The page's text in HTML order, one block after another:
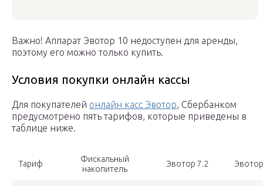
Важно! Аппарат Эвотор 10 недоступен для аренды,
поэтому его можно только купить.
Условия покупки онлайн кассы
Для покупателей онлайн касс Эвотор, Сбербанком
предусмотрено пять тарифов, которые приведены в
таблице ниже.
Тариф
Фискальный
накопитель
Эвотор 7.2